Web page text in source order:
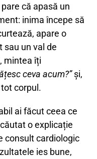
că apasă un
inima începe să
apare o
sau un val de
mintea îți
ceva acum?”și,
corpul.
ai făcut ceea ce
o explicație
consult cardiologic
ies bune,